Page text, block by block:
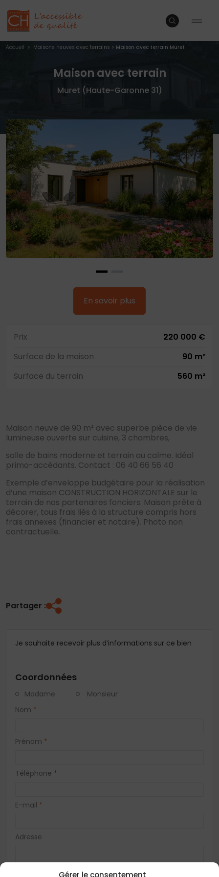
Gérer le consentement
Accueil > Maisons neuves avec terrains > Maison avec terrain Muret
Maison avec terrain
Muret (Haute-Garonne 31)
En savoir plus
Prix
220 000 €
Surface de la maison
90 m²
Surface du terrain
560 m²
Maison neuve de 90 m² avec superbe pièce de vie
lumineuse ouverte sur cuisine, 3 chambres,
salle de bains moderne et terrain au calme. Idéal
primo-accédants. Contact : 06 40 66 56 40
Exemple d’enveloppe budgétaire pour la réalisation
d’une maison CONSTRUCTION HORIZONTALE sur le
terrain de nos partenaires fonciers. Maison prête à
décorer, tous frais liés à la structure compris hors
frais annexes (financier et notaire). Photo non
contractuelle.
Partager :
Je souhaite recevoir plus d’informations sur ce bien
Coordonnées
Madame
Monsieur
Nom *
Prénom *
Téléphone *
E-mail *
Adresse